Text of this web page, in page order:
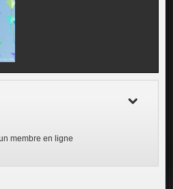
membre en ligne